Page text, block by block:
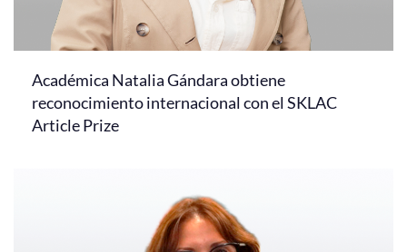
Académica Natalia Gándara obtiene
reconocimiento internacional con el SKLAC
Article Prize